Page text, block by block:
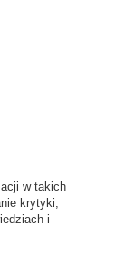
w takich
krytyki,
i